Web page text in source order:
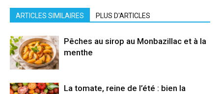
ARTICLES SIMILAIRES PLUS D'ARTICLES
Pêches au sirop au Monbazillac et à la
menthe
La tomate, reine de l’été : bien la